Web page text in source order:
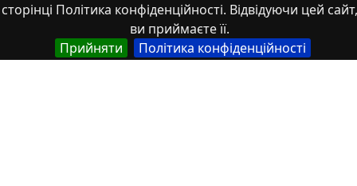
сторінці Політика конфіденційності. Відвідуючи цей сайт,
ви приймаєте її.
Прийняти
Політика конфіденційності